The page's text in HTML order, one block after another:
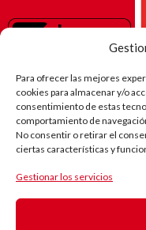
Para ofrecer las mejores
cookies para almacenar y/o
consentimiento de estas
comportamiento de
No consentir o retirar el
ciertas características y
Gestionar los servicios
El camino